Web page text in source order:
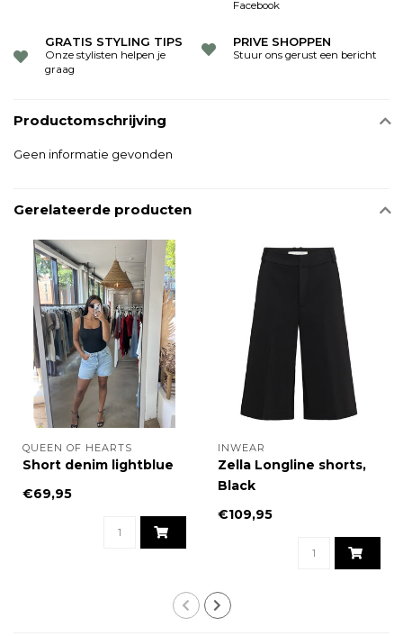
Facebook
GRATIS STYLING TIPS
Onze stylisten helpen je
graag
PRIVE SHOPPEN
Stuur ons gerust een bericht
Productomschrijving
Geen informatie gevonden
Gerelateerde producten
QUEEN OF HEARTS
Short denim lightblue
€69,95
INWEAR
Zella Longline shorts,
Black
€109,95